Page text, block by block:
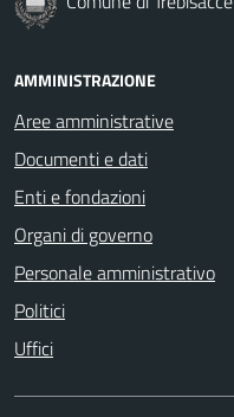
AMMINISTRAZIONE
Aree amministrative
Documenti e dati
Enti e fondazioni
Organi di governo
Personale amministrativo
Politici
Uffici